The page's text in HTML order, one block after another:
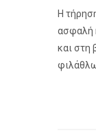
Η
ασφαλή
και στη